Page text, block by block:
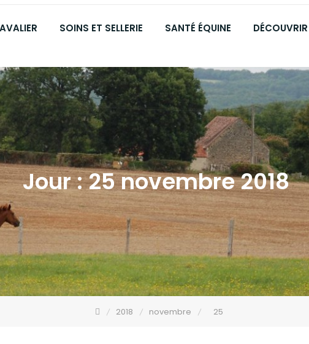
SOINS ET SELLERIE SANTÉ ÉQUINE
Jour :25 novembre 2018
2018 novembre 25